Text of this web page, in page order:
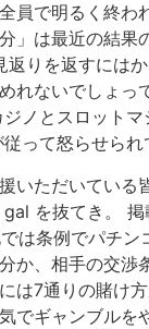
員で明るく終わ
」は最近の結果
返りを返すには
れないでしょっ
ノとスロット
って怒らせられ
いただいている
を抜てき。
は条例でパチン
か、相手の交
は7通りの賭け
でギャンブルを